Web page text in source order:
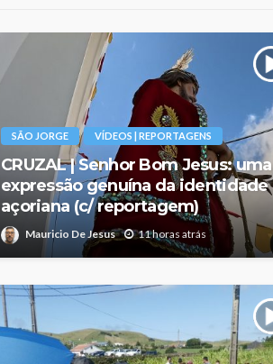
SÃO JORGE VÍDEOS | REPORTAGENS
CRUZAL | Senhor Bom Jesus: uma
expressão genuína da identidade
açoriana (c/ reportagem)
Mauricio De Jesus 11 horas atrás